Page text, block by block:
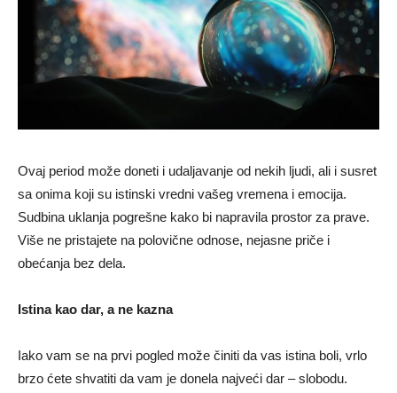
Ovaj period može doneti i udaljavanje od nekih ljudi, ali i susret
sa onima koji su istinski vredni vašeg vremena i emocija.
Sudbina uklanja pogrešne kako bi napravila prostor za prave.
Više ne pristajete na polovične odnose, nejasne priče i
obećanja bez dela.
Istina kao dar, a ne kazna
Iako vam se na prvi pogled može činiti da vas istina boli, vrlo
brzo ćete shvatiti da vam je donela najveći dar – slobodu.